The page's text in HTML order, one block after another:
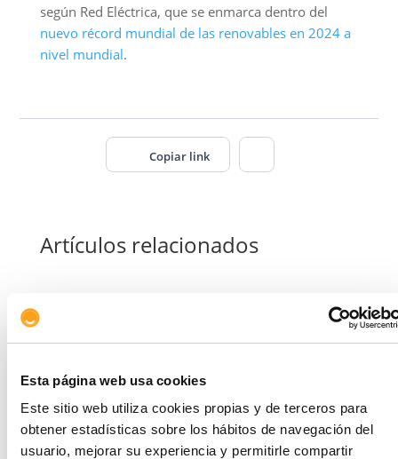
Esta página web usa cookies
Este sitio web utiliza cookies propias y de terceros para
obtener estadísticas sobre los hábitos de navegación del
usuario, mejorar su experiencia y permitirle compartir
según Red Eléctrica, que se enmarca dentro del
nuevo récord mundial de las renovables en 2024 a
nivel mundial.
Copiar link
Artículos relacionados